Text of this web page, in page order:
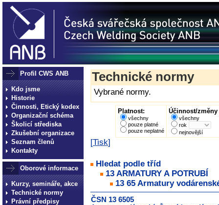
Profil CWS ANB
Kdo jsme
Historie
Činnosti, Etický kodex
Organizační schéma
Školicí střediska
Zkušební organizace
Seznam členů
Kontakty
Oborové informace
Kurzy, semináře, akce
Technické normy
Právní předpisy
Technické normy
Vybrané normy.
Platnost:
všechny
pouze platné
pouze neplatné
Účinnost/změny
všechny
rok
nejnovější
[Tisk]
Hledat podle tříd
13 ARMATURY A POTRUBÍ
13 65 Armatury
ČSN 13 6505